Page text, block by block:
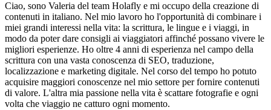
Ciao, sono Valeria del team Holafly e mi occupo della creazione di
contenuti in italiano. Nel mio lavoro ho l'opportunità di combinare i
miei grandi interessi nella vita: la scrittura, le lingue e i viaggi, in
modo da poter dare consigli ai viaggiatori affinché possano vivere le
migliori esperienze. Ho oltre 4 anni di esperienza nel campo della
scrittura con una vasta conoscenza di SEO, traduzione,
localizzazione e marketing digitale. Nel corso del tempo ho potuto
acquisire maggiori conoscenze nel mio settore per fornire contenuti
di valore. L'altra mia passione nella vita è scattare fotografie e ogni
volta che viaggio ne catturo ogni momento.